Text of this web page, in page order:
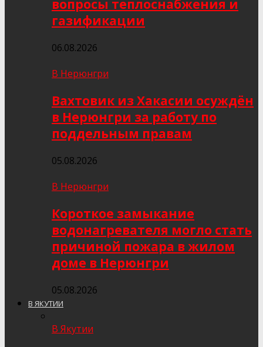
вопросы теплоснабжения и
газификации
06.08.2026
В Нерюнгри
Вахтовик из Хакасии осуждён
в Нерюнгри за работу по
поддельным правам
05.08.2026
В Нерюнгри
Короткое замыкание
водонагревателя могло стать
причиной пожара в жилом
доме в Нерюнгри
05.08.2026
В ЯКУТИИ
В Якутии